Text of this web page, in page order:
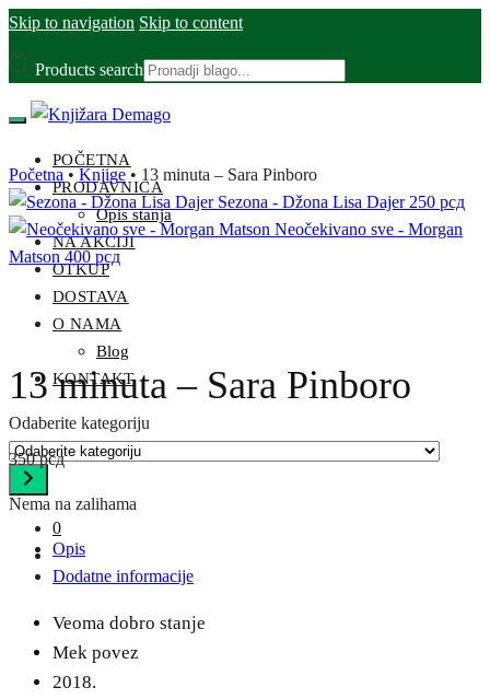
Skip to navigation Skip to content
Products search
POČETNA
PRODAVNICA
Opis stanja
NA AKCIJI
OTKUP
DOSTAVA
O NAMA
Blog
KONTAKT
Odaberite kategoriju
0
Početna • Knjige • 13 minuta – Sara Pinboro
Sezona - Džona Lisa Dajer 250 рсд
Neočekivano sve - Morgan
Matson 400 рсд
13 minuta – Sara Pinboro
350рсд
Nema na zalihama
Opis
Dodatne informacije
Veoma dobro stanje
Mek povez
2018.